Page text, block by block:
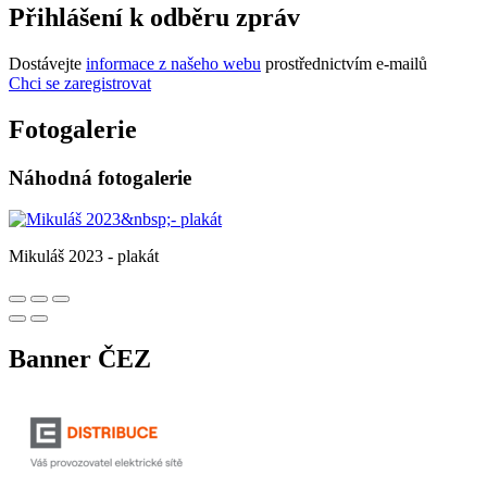
Přihlášení k odběru zpráv
Dostávejte informace z našeho webu prostřednictvím e-mailů
Chci se zaregistrovat
Fotogalerie
Náhodná fotogalerie
Mikuláš 2023 - plakát
Banner ČEZ